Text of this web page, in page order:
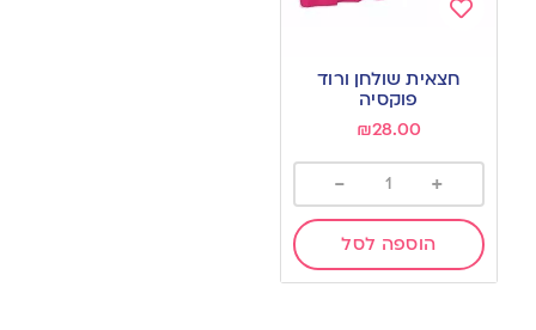
to
wishlist
חצאית שולחן ורוד
פוקסיה
₪28.00
+
-
הוספה לסל